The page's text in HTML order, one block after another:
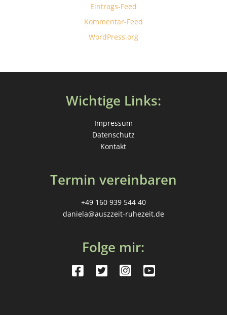
Eintrags-Feed
Kommentar-Feed
WordPress.org
Wichtige Links:
Impressum
Datenschutz
Kontakt
Termin vereinbaren
+49 160 939 544 40
daniela@auszzeit-ruhezeit.de
Folge mir: